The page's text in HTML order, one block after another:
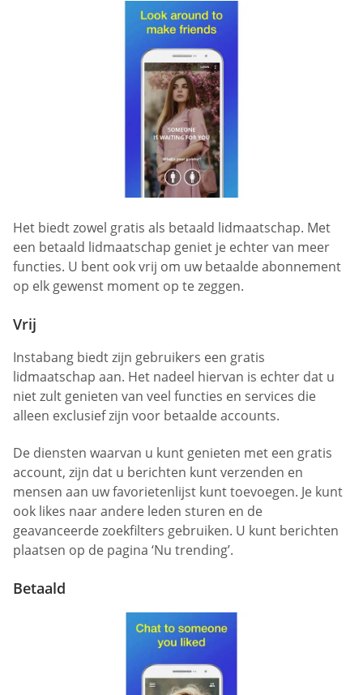
Het biedt zowel gratis als betaald lidmaatschap. Met
een betaald lidmaatschap geniet je echter van meer
functies. U bent ook vrij om uw betaalde abonnement
op elk gewenst moment op te zeggen.
Vrij
Instabang biedt zijn gebruikers een gratis
lidmaatschap aan. Het nadeel hiervan is echter dat u
niet zult genieten van veel functies en services die
alleen exclusief zijn voor betaalde accounts.
De diensten waarvan u kunt genieten met een gratis
account, zijn dat u berichten kunt verzenden en
mensen aan uw favorietenlijst kunt toevoegen. Je kunt
ook likes naar andere leden sturen en de
geavanceerde zoekfilters gebruiken. U kunt berichten
plaatsen op de pagina ‘Nu trending’.
Betaald